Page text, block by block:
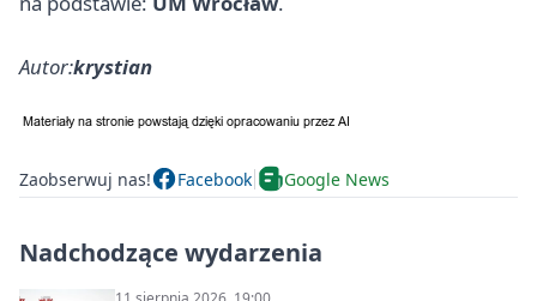
Autor:krystian
Zaobserwuj nas! Facebook Google News
Nadchodzące wydarzenia